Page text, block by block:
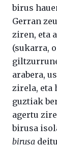
birus
Gerran
ziren, eta
(sukarra,
arabera,
zirela, eta
guztiak
agertu
birusa
birusa